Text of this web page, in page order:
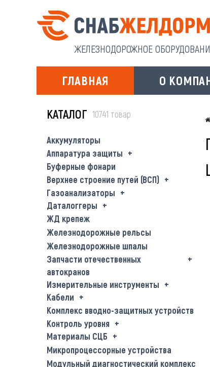
ЖЕЛЕЗНОДОРОЖНОЕ
ГЛАВНАЯ О
КАТАЛОГ 10741 товар
Аккумуляторы
Аппаратура защиты
Буферные фонари
Верхнее строение путей (ВСП)
Газоанализаторы
Даталоггеры
ЖД крепеж
Железнодорожные рельсы
Железнодорожные шпалы
Запчасти отечественных
автокранов
Измерительные инструменты
Кабели
Комплекс вводно-защитных устройств
Контроль уровня
Материалы СЦБ
Микропроцессорные устройства
Модульный диагностический комплекс